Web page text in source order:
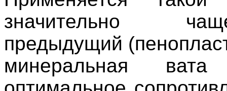
значительно
предыдущий
минеральная вата